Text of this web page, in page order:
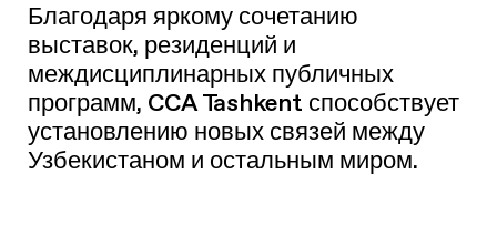
Благодаря яркому сочетанию
выставок, резиденций и
междисциплинарных публичных
программ, CCA Tashkent способствует
установлению новых связей между
Узбекистаном и остальным миром.